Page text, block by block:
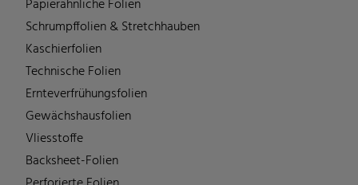
Papierähnliche Folien
Schrumpffolien & Stretchhauben
Kaschierfolien
Technische Folien
Ernteverfrühungsfolien
Gewächshausfolien
Vliesstoffe
Backsheet-Folien